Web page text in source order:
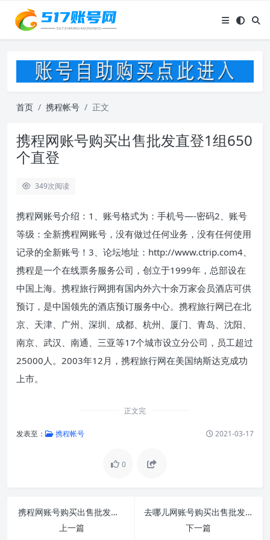
首页 携程帐号 正文
携程网账号购买出售批发直登1组650
个直登
349次阅读
携程网账号介绍：1、账号格式为：手机号—-密码2、账号
等级：全新携程网账号，没有做过任何业务，没有任何使用
记录的全新账号！3、论坛地址：http://www.ctrip.com4、
携程是一个在线票务服务公司，创立于1999年，总部设在
中国上海。携程旅行网拥有国内外六十余万家会员酒店可供
预订，是中国领先的酒店预订服务中心。携程旅行网已在北
京、天津、广州、深圳、成都、杭州、厦门、青岛、沈阳、
南京、武汉、南通、三亚等17个城市设立分公司，员工超过
25000人。2003年12月，携程旅行网在美国纳斯达克成功
上市。
正文完
发表至： 携程帐号 2021-03-17
0
携程网账号购买出售批发直登1组550个直登
上一篇
去哪儿网账号购买出售批发1组70个直登
下一篇